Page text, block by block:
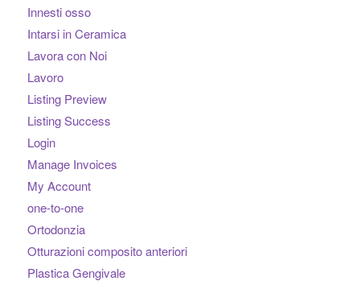
Innesti osso
Intarsi in Ceramica
Lavora con Noi
Lavoro
Listing Preview
Listing Success
Login
Manage Invoices
My Account
one-to-one
Ortodonzia
Otturazioni composito anteriori
Plastica Gengivale